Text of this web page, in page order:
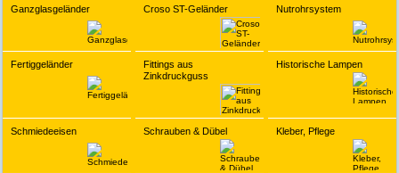
Ganzglasgeländer Croso ST-Geländer Nutrohrsystem
Fertiggeländer
Fittings aus
Zinkdruckguss
Historische Lampen
Schmiedeeisen Schrauben & Dübel Kleber, Pflege